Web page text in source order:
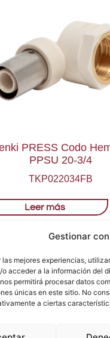
Gestionar
las mejores experiencias,
o acceder a la información del
permitirá procesar datos
únicas en este sitio. No
a ciertas
PRESS Codo
PPSU 20-3/4
TKP022034FB
Leer más
Política de Privacidad
Política de Cookies